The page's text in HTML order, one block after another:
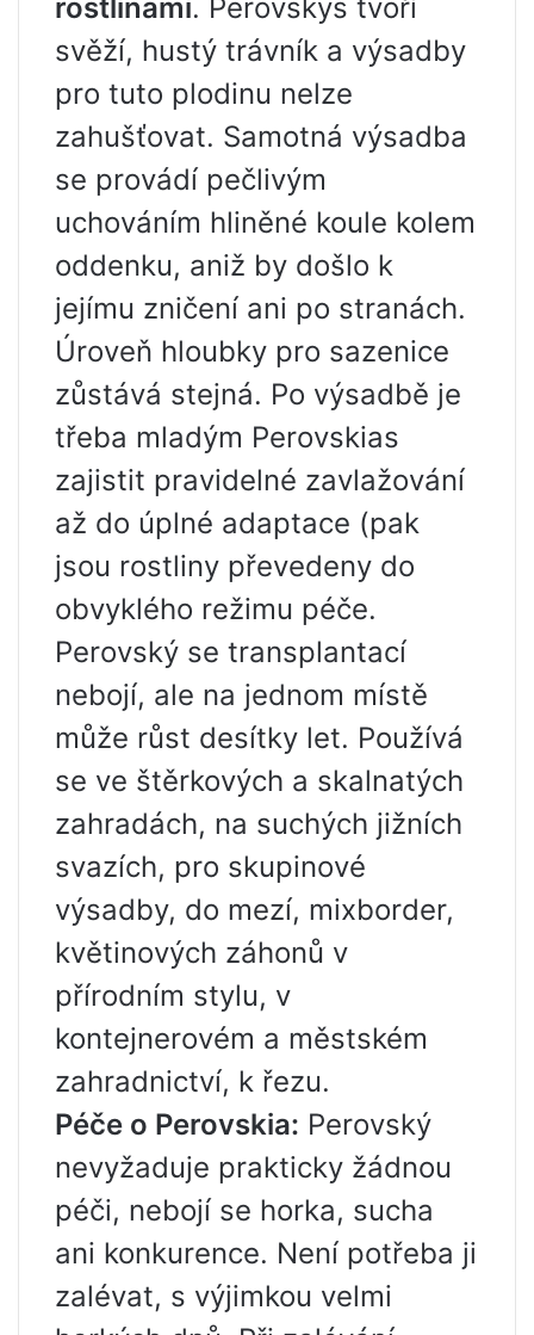
rostlinami. Perovskys tvoří
svěží, hustý trávník a výsadby
pro tuto plodinu nelze
zahušťovat. Samotná výsadba
se provádí pečlivým
uchováním hliněné koule kolem
oddenku, aniž by došlo k
jejímu zničení ani po stranách.
Úroveň hloubky pro sazenice
zůstává stejná. Po výsadbě je
třeba mladým Perovskias
zajistit pravidelné zavlažování
až do úplné adaptace (pak
jsou rostliny převedeny do
obvyklého režimu péče.
Perovský se transplantací
nebojí, ale na jednom místě
může růst desítky let. Používá
se ve štěrkových a skalnatých
zahradách, na suchých jižních
svazích, pro skupinové
výsadby, do mezí, mixborder,
květinových záhonů v
přírodním stylu, v
kontejnerovém a městském
zahradnictví, k řezu.
Péče o Perovskia: Perovský
nevyžaduje prakticky žádnou
péči, nebojí se horka, sucha
ani konkurence. Není potřeba ji
zalévat, s výjimkou velmi